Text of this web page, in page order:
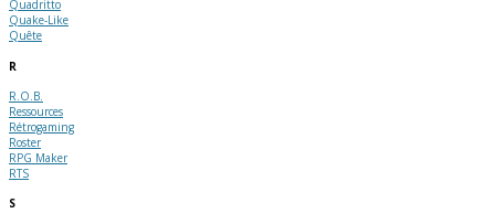
Quadritto
Quake-Like
Quête
R
R.O.B.
Ressources
Rétrogaming
Roster
RPG Maker
RTS
S